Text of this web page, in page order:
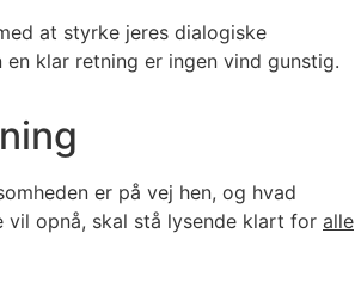
at styrke jeres dialogiske
klar retning er ingen vind gunstig.
er på vej hen, og hvad
vil opnå, skal stå lysende klart for alle